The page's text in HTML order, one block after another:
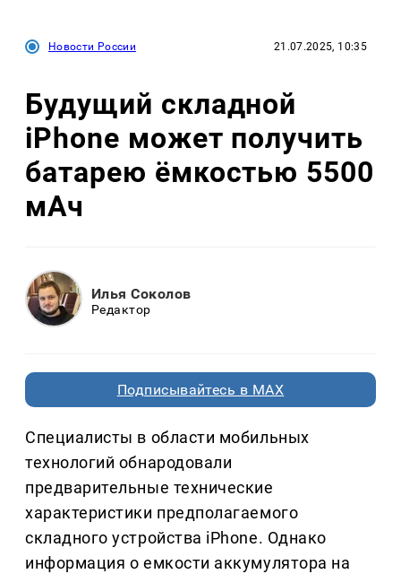
Новости России 21.07.2025, 10:35
Будущий складной
iPhone может получить
батарею ёмкостью 5500
мАч
Илья Соколов
Редактор
Подписывайтесь в MAX
Специалисты в области мобильных
технологий обнародовали
предварительные технические
характеристики предполагаемого
складного устройства iPhone. Однако
информация о емкости аккумулятора на